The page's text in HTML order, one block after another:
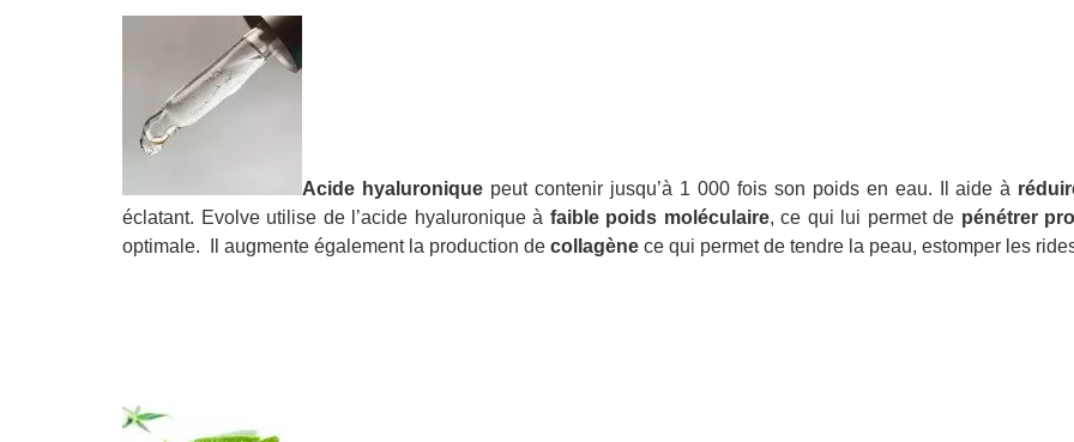
Acide hyaluroniquepeut contenir jusqu’à 1 000 fois son poids en eau. Il aide à
éclatant. Evolve utilise de l’acide hyaluronique à faible poids moléculaire, ce qui lui permet de pénétrer
optimale. Il augmente également la production de collagène ce qui permet de tendre la peau, estomper les